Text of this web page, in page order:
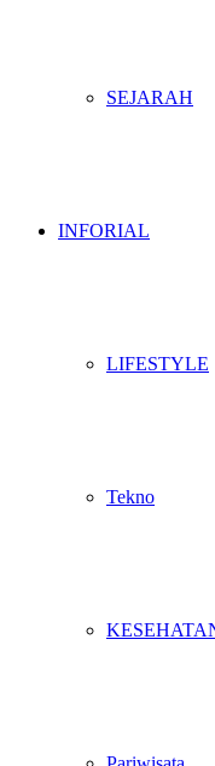
SEJARAH
INFORIAL
LIFESTYLE
Tekno